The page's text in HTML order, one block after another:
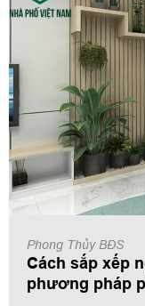
Phong Thủy BĐS
Cách sắp xếp
phương pháp